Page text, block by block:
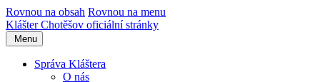
Rovnou na obsah Rovnou na menu
Klášter Chotěšov oficiální stránky
Menu
Správa Kláštera
O nás